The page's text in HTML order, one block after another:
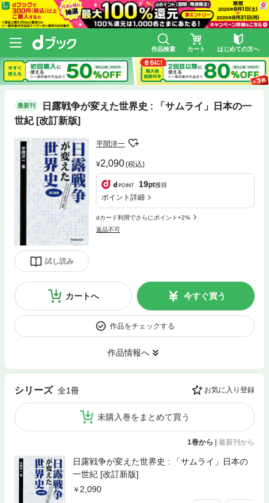
作品検索 カート はじめての方へ
最新刊
日露戦争が変えた世界史 : 「サムライ」日本の一
世紀 [改訂新版]
試し読み
平間洋一
2,090(税込)
19pt獲得
ポイント詳細
dカード利用でさらにポイント+2%
返品不可
カートへ 今すぐ買う
作品をチェックする
作品情報へ
シリーズ 全1冊 お気に入り登録
未購入巻をまとめて買う
1巻から | 最新刊から
日露戦争が変えた世界史 : 「サムライ」日本の
一世紀 [改訂新版]
2,090